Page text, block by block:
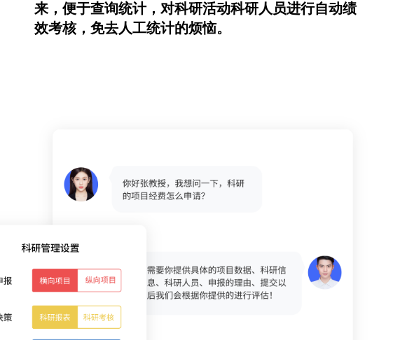
来，便于查询统计，对科研活动科研人员进行自动绩
效考核，免去人工统计的烦恼。